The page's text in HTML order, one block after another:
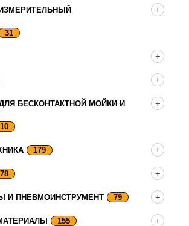
31
БЕСКОНТАКТНОЙ МОЙКИ И
10
179
78
И ПНЕВМОИНСТРУМЕНТ 79
155